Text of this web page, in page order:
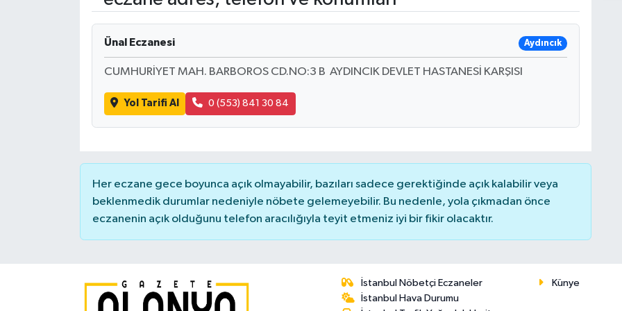
Ünal Eczanesi Aydıncık
CUMHURİYET MAH. BARBOROS CD.NO:3 B AYDINCIK DEVLET HASTANESİ KARŞISI
Yol Tarifi Al 0 (553) 841 30 84
Her eczane gece boyunca açık olmayabilir, bazıları sadece gerektiğinde açık kalabilir veya
beklenmedik durumlar nedeniyle nöbete gelemeyebilir. Bu nedenle, yola çıkmadan önce
eczanenin açık olduğunu telefon aracılığıyla teyit etmeniz iyi bir fikir olacaktır.
İstanbul Nöbetçi Eczaneler
İstanbul Hava Durumu
Künye